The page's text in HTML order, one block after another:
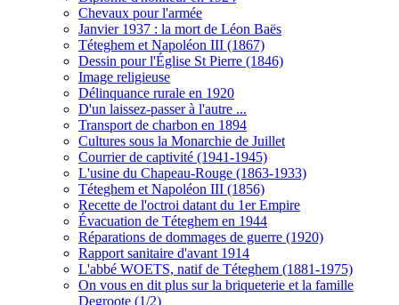
Chevaux pour l'armée
Janvier 1937 : la mort de Léon Baës
Téteghem et Napoléon III (1867)
Dessin pour l'Église St Pierre (1846)
Image religieuse
Délinquance rurale en 1920
D'un laissez-passer à l'autre ...
Transport de charbon en 1894
Cultures sous la Monarchie de Juillet
Courrier de captivité (1941-1945)
L'usine du Chapeau-Rouge (1863-1933)
Téteghem et Napoléon III (1856)
Recette de l'octroi datant du 1er Empire
Évacuation de Téteghem en 1944
Réparations de dommages de guerre (1920)
Rapport sanitaire d'avant 1914
L'abbé WOETS, natif de Téteghem (1881-1975)
On vous en dit plus sur la briqueterie et la famille
Degroote (1/2)